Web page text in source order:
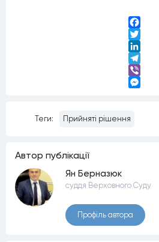
Twitter
LinkedIn
Viber
Теги: Прийняті рішення
Автор публiкацiї
Ян Берназюк
суддя Верховного Суду
Профiль автора